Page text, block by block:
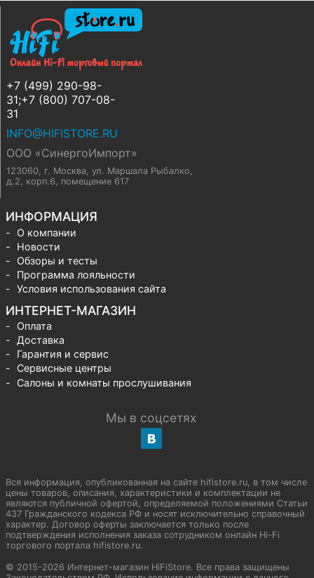
+7 (499) 290-98-
31;+7 (800) 707-08-
31
INFO@HIFISTORE.RU
ООО «СинергоИмпорт»
123060, г. Москва, ул. Маршала Рыбалко,
д.2, корп.6, помещение 617
ИНФОРМАЦИЯ
О компании
Новости
Обзоры и тесты
Программа лояльности
Условия использования сайта
ИНТЕРНЕТ-МАГАЗИН
Оплата
Доставка
Гарантия и сервис
Сервисные центры
Салоны и комнаты прослушивания
Мы в соцсетях
Вся информация, опубликованная на сайте hifistore.ru, в том числе
цены товаров, описания, характеристики и комплектации не
являются публичной офертой, определяемой положениями Статьи
437 Гражданского кодекса РФ и носят исключительно справочный
характер. Договор оферты заключается только после
подтверждения исполнения заказа сотрудником онлайн Hi-Fi
торгового портала hifistore.ru.
© 2015-2026 Интернет-магазин HiFiStore. Все права защищены